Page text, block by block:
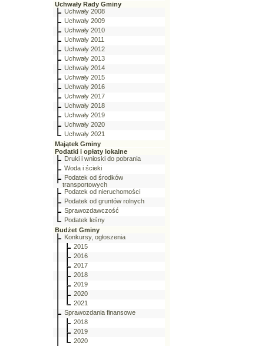
Uchwały Rady Gminy
Uchwały 2008
Uchwały 2009
Uchwały 2010
Uchwały 2011
Uchwały 2012
Uchwały 2013
Uchwały 2014
Uchwały 2015
Uchwały 2016
Uchwały 2017
Uchwały 2018
Uchwały 2019
Uchwały 2020
Uchwały 2021
Majątek Gminy
Podatki i opłaty lokalne
Druki i wnioski do pobrania
Woda i ścieki
Podatek od środków
transportowych
Podatek od nieruchomości
Podatek od gruntów rolnych
Sprawozdawczość
Podatek leśny
Budżet Gminy
Konkursy, ogłoszenia
2015
2016
2017
2018
2019
2020
2021
Sprawozdania finansowe
2018
2019
2020